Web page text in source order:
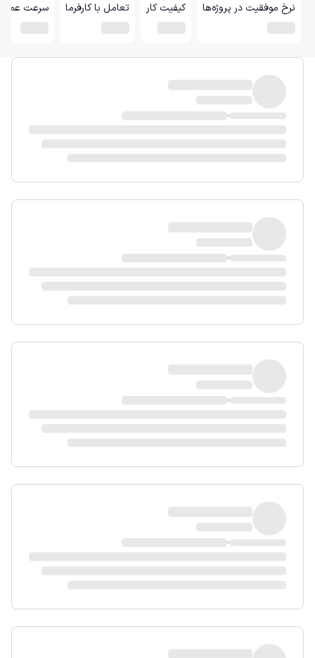
نرخ موفقیت در پروژه‌ها کیفیت کار تعامل با کارفرما سرعت عمل